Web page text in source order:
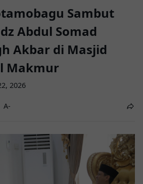
Sambut
Abdul Somad
Akbar di Masjid
Makmur
2026